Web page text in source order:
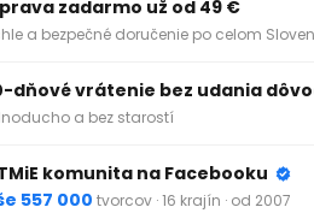
zadarmo už od 49 €
a bezpečné doručenie po celom
dňové vrátenie bez udania
a bez starostí
komunita na Facebooku
557 000 tvorcov · 16 krajín · od 2007